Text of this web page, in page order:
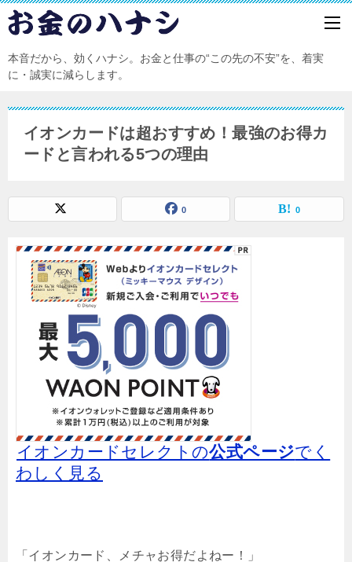
本音だから、効くハナシ。お金と仕事の“この先の不安”を、着実
に・誠実に減らします。
イオンカードは超おすすめ！最強のお得カ
ードと言われる5つの理由
0 0
イオンカードセレクトの公式ページでく
わしく見る
「イオンカード、メチャお得だよねー！」